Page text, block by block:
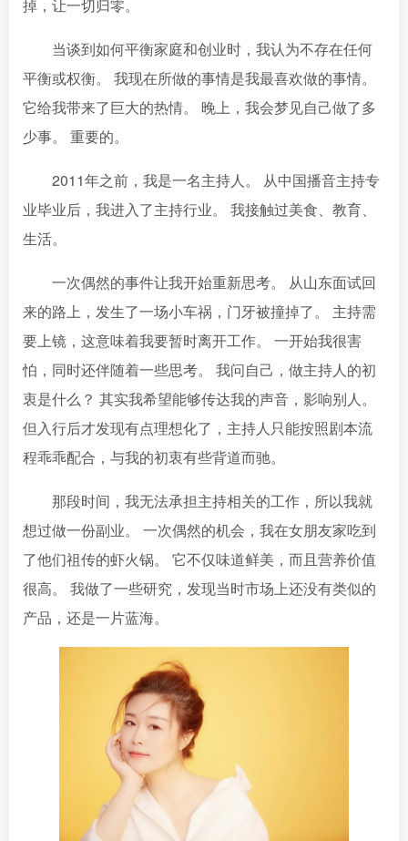
掉，让一切归零。
当谈到如何平衡家庭和创业时，我认为不存在任何
平衡或权衡。 我现在所做的事情是我最喜欢做的事情。
它给我带来了巨大的热情。 晚上，我会梦见自己做了多
少事。 重要的。
2011年之前，我是一名主持人。 从中国播音主持专
业毕业后，我进入了主持行业。 我接触过美食、教育、
生活。
一次偶然的事件让我开始重新思考。 从山东面试回
来的路上，发生了一场小车祸，门牙被撞掉了。 主持需
要上镜，这意味着我要暂时离开工作。 一开始我很害
怕，同时还伴随着一些思考。 我问自己，做主持人的初
衷是什么？ 其实我希望能够传达我的声音，影响别人。
但入行后才发现有点理想化了，主持人只能按照剧本流
程乖乖配合，与我的初衷有些背道而驰。
那段时间，我无法承担主持相关的工作，所以我就
想过做一份副业。 一次偶然的机会，我在女朋友家吃到
了他们祖传的虾火锅。 它不仅味道鲜美，而且营养价值
很高。 我做了一些研究，发现当时市场上还没有类似的
产品，还是一片蓝海。